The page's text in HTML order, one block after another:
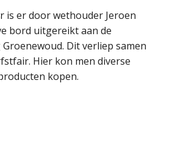
is er door wethouder Jeroen
bord uitgereikt aan de
Dit verliep samen
Hier kon men diverse
kopen.